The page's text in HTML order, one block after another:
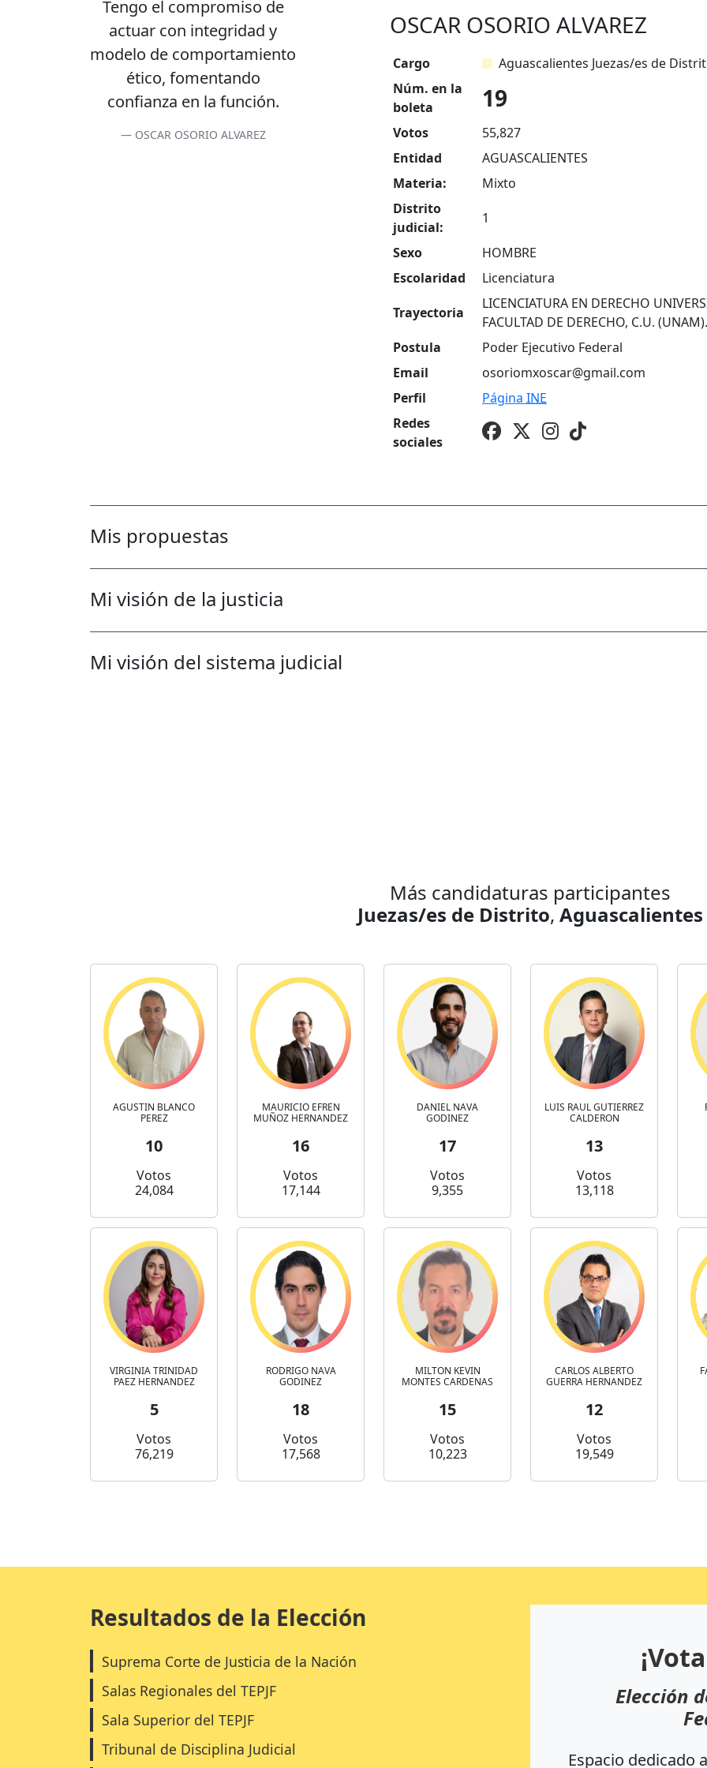
Tengo el compromiso de
actuar con integridad y
modelo de comportamiento
ético, fomentando
confianza en la función.
OSCAR OSORIO ALVAREZ
OSCAR OSORIO ALVAREZ
Cargo
Aguascalientes Juezas/es de
Núm. en la
boleta
19
Votos
55,827
Entidad
AGUASCALIENTES
Materia:
Mixto
Distrito
judicial:
1
Sexo
HOMBRE
Escolaridad
Licenciatura
Trayectoria
LICENCIATURA EN DERECHO
FACULTAD DE DERECHO, C.U. (UNAM).
Postula
Poder Ejecutivo Federal
Email
osoriomxoscar@gmail.com
Perfil
Página INE
Redes
sociales
Mis propuestas
Mi visión de la justicia
Mi visión del sistema judicial
Más candidaturas participantes
Juezas/es de Distrito, Aguascalientes
AGUSTIN BLANCO
PEREZ
10
Votos
24,084
MAURICIO EFREN
MUÑOZ HERNANDEZ
16
Votos
17,144
DANIEL NAVA
GODINEZ
17
Votos
9,355
LUIS RAUL GUTIERREZ
CALDERON
13
Votos
13,118
VIRGINIA TRINIDAD
PAEZ HERNANDEZ
5
Votos
76,219
RODRIGO NAVA
GODINEZ
18
Votos
17,568
MILTON KEVIN
MONTES CARDENAS
15
Votos
10,223
CARLOS ALBERTO
GUERRA HERNANDEZ
12
Votos
19,549
Resultados de la Elección
Suprema Corte de Justicia de la Nación
Salas Regionales del TEPJF
Sala Superior del TEPJF
Tribunal de Disciplina Judicial
Elección
Espacio dedicado